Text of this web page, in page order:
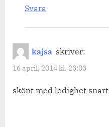
Svara
kajsa skriver:
16 april, 2014 kl. 23:03
skönt med ledighet snart